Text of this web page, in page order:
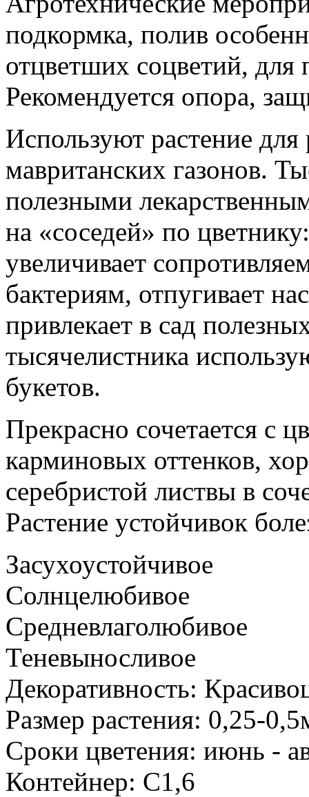
подкормка, полив
отцветших соцветий, для
Рекомендуется опора,
Используют растение
мавританских газонов.
полезными
на «соседей» по
увеличивает
бактериям, отпугивает
привлекает в сад
тысячелистника
букетов.
Прекрасно сочетается с
карминовых оттенков,
серебристой листвы в
Растение устойчивок
Засухоустойчивое
Солнцелюбивое
Средневлаголюбивое
Теневыносливое
Декоративность:
Размер растения: 0,25-
Сроки цветения: июнь -
Контейнер: С1,6